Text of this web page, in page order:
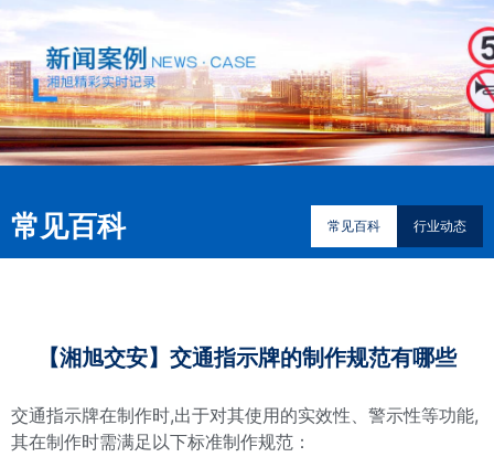
常见百科 常见百科 行业动态
【湘旭交安】交通指示牌的制作规范有哪些
交通指示牌在制作时,出于对其使用的实效性、警示性等功能,
其在制作时需满足以下标准制作规范：